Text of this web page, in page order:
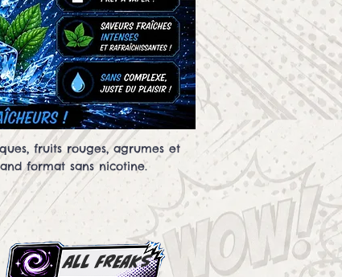
fruits rouges, agrumes et
format sans nicotine.
all Freaks